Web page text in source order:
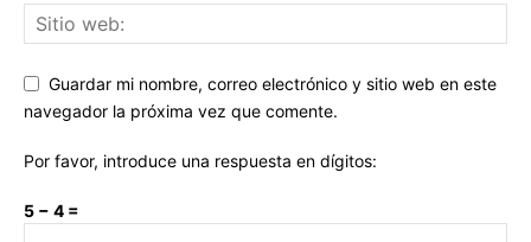
Guardar mi nombre, correo electrónico y sitio web en este
navegador la próxima vez que comente.
Por favor, introduce una respuesta en dígitos:
5 − 4 =